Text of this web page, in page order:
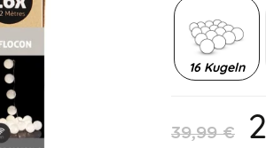
16 Kugeln
39,99 €